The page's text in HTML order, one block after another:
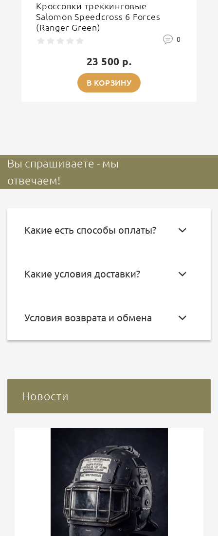
Кроссовки треккинговые
Salomon Speedcross 6 Forces
(Ranger Green)
0
23 500 р.
В КОРЗИНУ
Вы спрашиваете - мы
отвечаем!
Какие есть способы оплаты?
Какие условия доставки?
Условия возврата и обмена
Новости